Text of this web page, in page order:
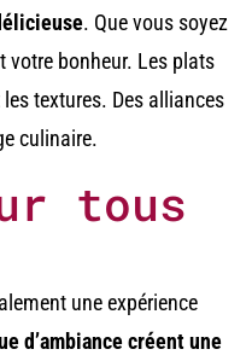
. Que vous soyez
votre bonheur. Les plats
textures. Des alliances
culinaire.
tous
une expérience
d’ambiance créent une